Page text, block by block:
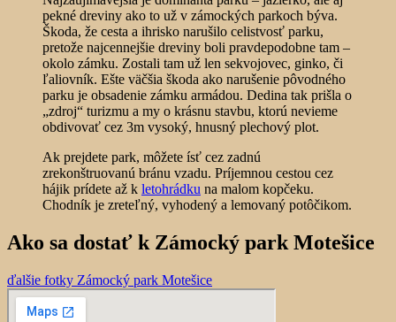
pekné dreviny ako to už v zámockých parkoch býva.
Škoda, že cesta a ihrisko narušilo celistvosť parku,
pretože najcennejšie dreviny boli pravdepodobne tam –
okolo zámku. Zostali tam už len sekvojovec, ginko, či
ľaliovník. Ešte väčšia škoda ako narušenie pôvodného
parku je obsadenie zámku armádou. Dedina tak prišla o
„zdroj“ turizmu a my o krásnu stavbu, ktorú nevieme
obdivovať cez 3m vysoký, hnusný plechový plot.
Ak prejdete park, môžete ísť cez zadnú
zrekonštruovanú bránu vzadu. Príjemnou cestou cez
hájik prídete až k letohrádku na malom kopčeku.
Chodník je zreteľný, vyhodený a lemovaný potôčikom.
Ako sa dostať k Zámocký park Motešice
ďalšie fotky Zámocký park Motešice